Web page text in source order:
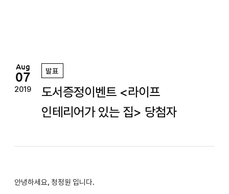
Aug
07
2019
발표
도서증정이벤트 <라이프
인테리어가 있는 집> 당첨자
안녕하세요, 청정원 입니다.